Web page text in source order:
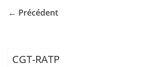
← Précédent
CGT-RATP